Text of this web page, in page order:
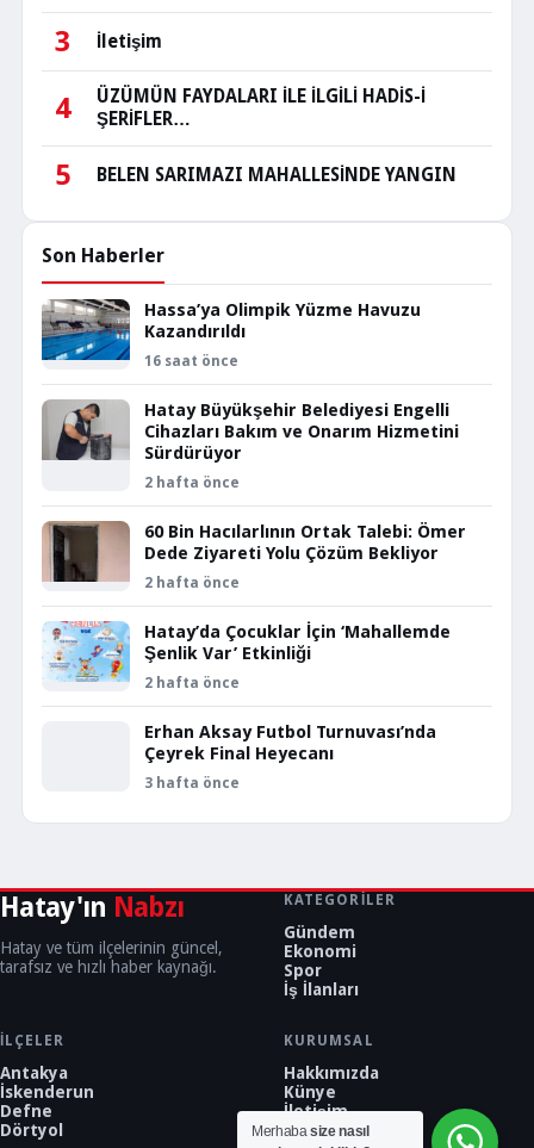
3 İletişim
4
ÜZÜMÜN FAYDALARI İLE İLGİLİ HADİS-İ
ŞERİFLER…
5 BELEN SARIMAZI MAHALLESİNDE YANGIN
Son Haberler
Hassa’ya Olimpik Yüzme Havuzu
Kazandırıldı
16 saat önce
Hatay Büyükşehir Belediyesi Engelli
Cihazları Bakım ve Onarım Hizmetini
Sürdürüyor
2 hafta önce
60 Bin Hacılarlının Ortak Talebi: Ömer
Dede Ziyareti Yolu Çözüm Bekliyor
2 hafta önce
Hatay’da Çocuklar İçin ‘Mahallemde
Şenlik Var’ Etkinliği
2 hafta önce
Erhan Aksay Futbol Turnuvası’nda
Çeyrek Final Heyecanı
3 hafta önce
Hatay'ın Nabzı
Hatay ve tüm ilçelerinin güncel,
tarafsız ve hızlı haber kaynağı.
KATEGORILER
Gündem
Ekonomi
Spor
İş İlanları
İLÇELER
Antakya
İskenderun
Defne
Dörtyol
KURUMSAL
Hakkımızda
Künye
İletişim
Merhabasize nasıl